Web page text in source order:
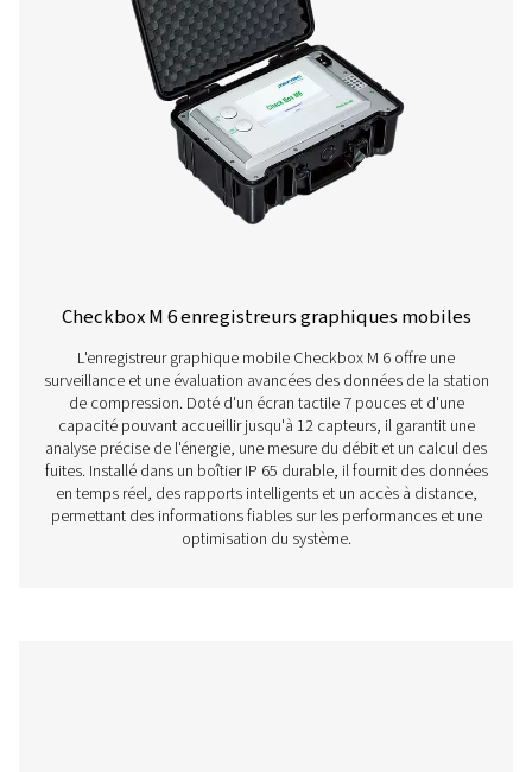
Checkbox M 1-5 enregistreurs graphiques
Les enregistreurs mobiles Check M 1-5 surveillent les
stations compresseurs, en se connectant à des
numériques et tiers via Modbus RS 485 ou des entrées
Compacts et fiables, ils permettent le suivi des
l'optimisation du système.